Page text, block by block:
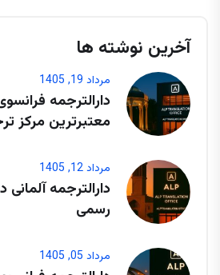
آخرین نوشته ها
مرداد 19, 1405
دارالترجمه
معتبرترین مرکز
مرداد 12, 1405
دارالترجمه
رسمی
مرداد 05, 1405